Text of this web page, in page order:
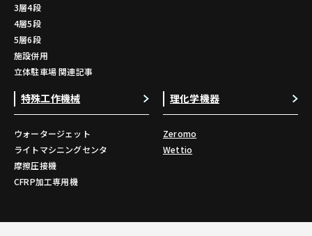
3層4段
4層5段
5層6段
施設併用
立体駐車場 関連記事
特殊工作機械
ウォータージェット
ライトマシニングセンタ
摩擦圧接機
CFRP加工専用機
理化学機器
Zeromo
Wettio